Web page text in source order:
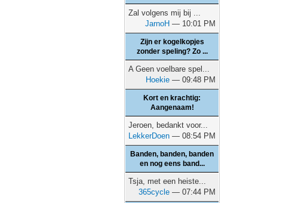
Zal volgens mij bij ...
JarnoH — 10:01 PM
Zijn er kogelkopjes
zonder speling? Zo ...
A Geen voelbare spel...
Hoekie — 09:48 PM
Kort en krachtig:
Aangenaam!
Jeroen, bedankt voor...
LekkerDoen — 08:54 PM
Banden, banden, banden
en nog eens band...
Tsja, met een heiste...
365cycle — 07:44 PM